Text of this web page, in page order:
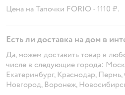
Цена на Тапочки FORIO - 1110 ₽.
Есть ли доставка на дом в
Да, можем доставить товар в
числе в следующие города:
Екатеринбург, Краснодар,
Новгород, Воронеж,